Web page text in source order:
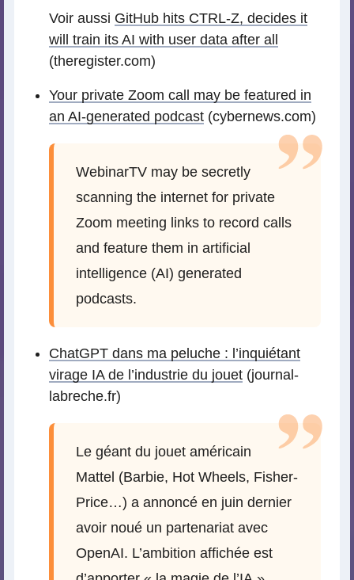
Voir aussi GitHub hits CTRL-Z, decides it
will train its AI with user data after all
(theregister.com)
Your private Zoom call may be featured in
an AI-generated podcast (cybernews.com)
WebinarTV may be secretly
scanning the internet for private
Zoom meeting links to record calls
and feature them in artificial
intelligence (AI) generated
podcasts.
ChatGPT dans ma peluche : l’inquiétant
virage IA de l’industrie du jouet (journal-
labreche.fr)
Le géant du jouet américain
Mattel (Barbie, Hot Wheels, Fisher-
Price…) a annoncé en juin dernier
avoir noué un partenariat avec
OpenAI. L’ambition affichée est